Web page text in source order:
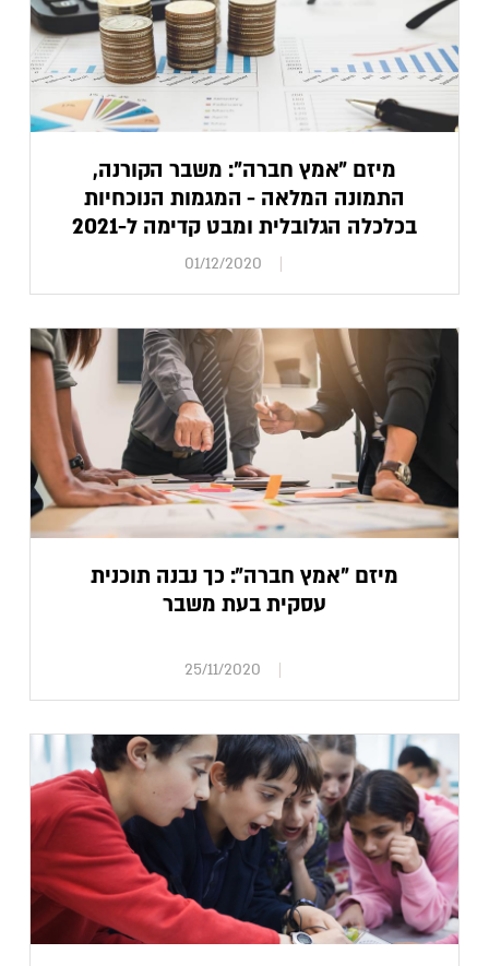
מיזם "אמץ חברה": משבר הקורנה,
התמונה המלאה - המגמות הנוכחיות
בכלכלה הגלובלית ומבט קדימה ל-2021
01/12/2020
מיזם "אמץ חברה": כך נבנה תוכנית
עסקית בעת משבר
25/11/2020